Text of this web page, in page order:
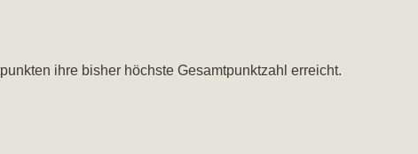
ihre bisher höchste Gesamtpunktzahl erreicht.